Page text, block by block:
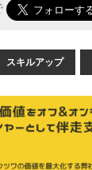
スキルアップ